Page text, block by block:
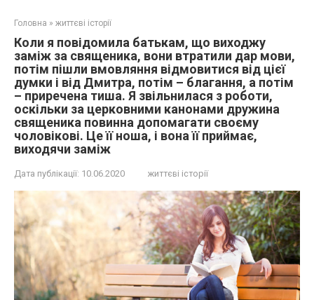
Головна » життєві історії
Коли я повідомила батькам, що виходжу
заміж за священика, вони втратили дар мови,
потім пішли вмовляння відмовитися від цієї
думки і від Дмитра, потім – благання, а потім
– приречена тиша. Я звільнилася з роботи,
оскільки за церковними канонами дружина
священика повинна допомагати своєму
чоловікові. Це її ноша, і вона її приймає,
виходячи заміж
Дата публікації: 10.06.2020 життєві історії